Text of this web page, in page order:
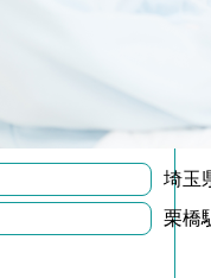
埼玉
栗橋